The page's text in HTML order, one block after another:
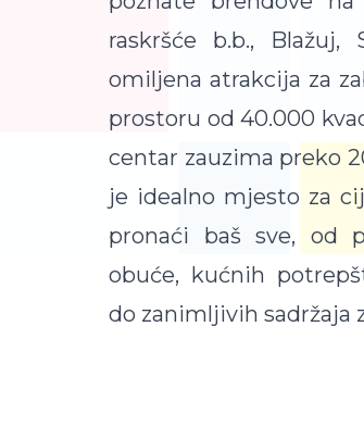
raskršće b.b., Blažuj,
omiljena atrakcija za
prostoru od 40.000
centar zauzima preko
je idealno mjesto za
pronaći baš sve, od
obuće, kućnih
do zanimljivih sadržaja